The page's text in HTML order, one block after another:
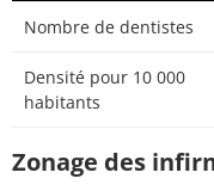
Nombre de dentistes
Densité pour 10 000
habitants
Zonage des